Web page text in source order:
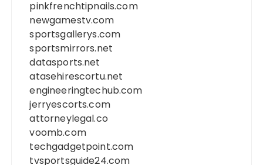
pinkfrenchtipnails.com
newgamestv.com
sportsgallerys.com
sportsmirrors.net
datasports.net
atasehirescortu.net
engineeringtechub.com
jerryescorts.com
attorneylegal.co
voomb.com
techgadgetpoint.com
tvsportsguide24.com